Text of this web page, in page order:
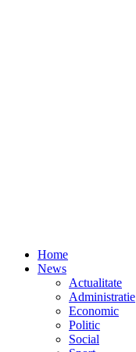
Home
News
Actualitate
Administratie
Economic
Politic
Social